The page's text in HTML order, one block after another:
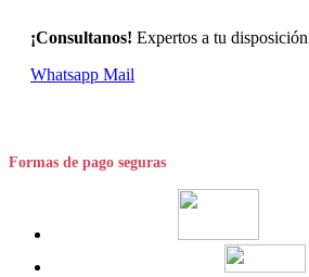
¡Consultanos! Expertos a tu disposición
Whatsapp Mail
Formas de pago seguras